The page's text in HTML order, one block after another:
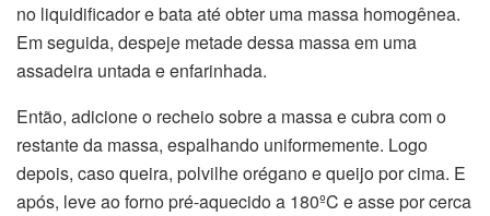
no liquidificador e bata até obter uma massa homogênea.
Em seguida, despeje metade dessa massa em uma
assadeira untada e enfarinhada.
Então, adicione o recheio sobre a massa e cubra com o
restante da massa, espalhando uniformemente. Logo
depois, caso queira, polvilhe orégano e queijo por cima. E
após, leve ao forno pré-aquecido a 180ºC e asse por cerca